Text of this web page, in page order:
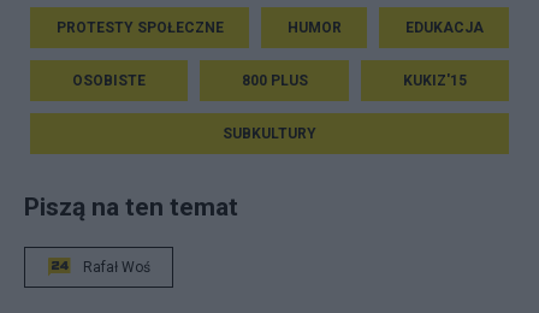
PROTESTY SPOŁECZNE HUMOR EDUKACJA
OSOBISTE 800 PLUS KUKIZ'15
SUBKULTURY
Piszą na ten temat
Rafał Woś